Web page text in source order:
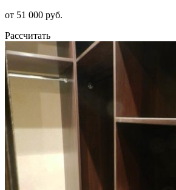
от 51 000 руб.
Рассчитать